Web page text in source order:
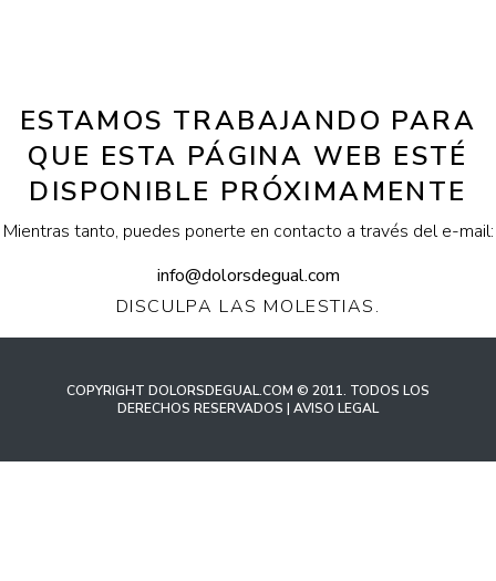
ESTAMOS TRABAJANDO PARA
QUE ESTA PÁGINA WEB ESTÉ
DISPONIBLE PRÓXIMAMENTE
Mientras tanto, puedes ponerte en contacto a través del e-mail:
info@dolorsdegual.com
DISCULPA LAS MOLESTIAS.
COPYRIGHT DOLORSDEGUAL.COM © 2011. TODOS LOS
DERECHOS RESERVADOS | AVISO LEGAL